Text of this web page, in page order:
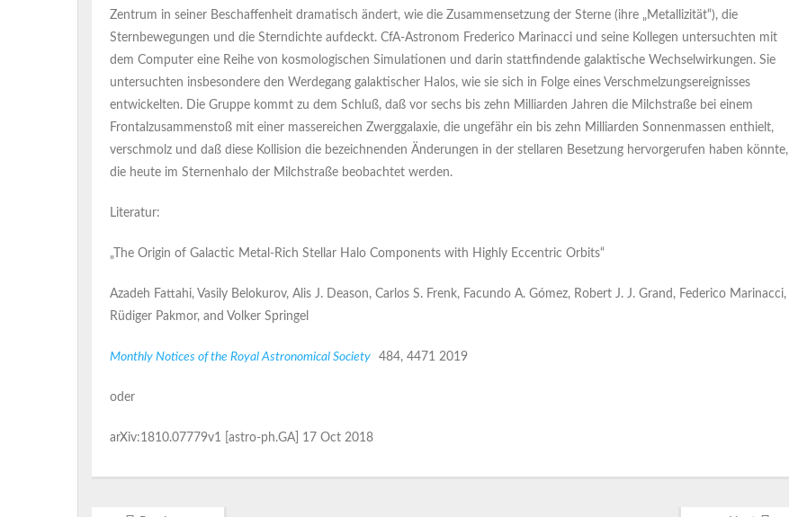
Zentrum in seiner Beschaffenheit dramatisch ändert, wie die Zusammensetzung der Sterne (ihre „Metallizität“), die
Sternbewegungen und die Sterndichte aufdeckt. CfA-Astronom Frederico Marinacci und seine Kollegen untersuchten mit
dem Computer eine Reihe von kosmologischen Simulationen und darin stattfindende galaktische Wechselwirkungen. Sie
untersuchten insbesondere den Werdegang galaktischer Halos, wie sie sich in Folge eines Verschmelzungsereignisses
entwickelten. Die Gruppe kommt zu dem Schluß, daß vor sechs bis zehn Milliarden Jahren die Milchstraße bei einem
Frontalzusammenstoß mit einer massereichen Zwerggalaxie, die ungefähr ein bis zehn Milliarden Sonnenmassen enthielt,
verschmolz und daß diese Kollision die bezeichnenden Änderungen in der stellaren Besetzung hervorgerufen haben könnte,
die heute im Sternenhalo der Milchstraße beobachtet werden.
Literatur:
„The Origin of Galactic Metal-Rich Stellar Halo Components with Highly Eccentric Orbits“
Azadeh Fattahi, Vasily Belokurov, Alis J. Deason, Carlos S. Frenk, Facundo A. Gómez, Robert J. J. Grand, Federico Marinacci,
Rüdiger Pakmor, and Volker Springel
Monthly Notices of the Royal Astronomical Society 484, 4471 2019
oder
arXiv:1810.07779v1 [astro-ph.GA] 17 Oct 2018